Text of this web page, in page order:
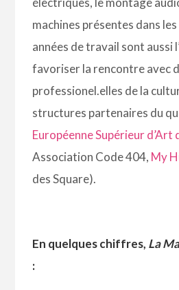
machines présentes dans
années de travail sont aussi
favoriser la rencontre avec
professionel.elles de la
structures partenaires du
Européenne Supérieur d’Art
Association Code 404, My
des Square).
En quelques chiffres, La
: